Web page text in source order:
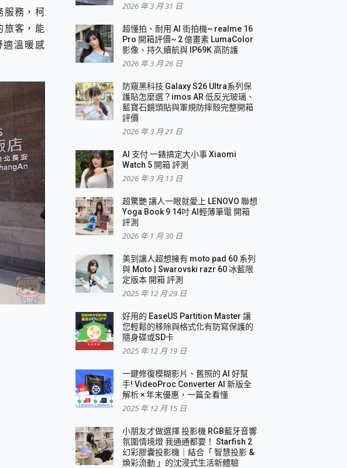
學 不出門也可以到處走
微型充電站 開箱 評測
18.0.0 業界最好的資料救援軟體
14 開箱 評測
備連接~
機
拍攝功能最好玩的美拍神機 vivo V30 Pro
評測
行動電源 開箱 評測
錄生活就是這麼簡單
NT$0 起
服務，柯
旅客，能
溫暖感
2026 年 3 月 31 日
超懂拍、耐用 AI 街拍機~ realme 16
Pro 開箱評價~ 2 億畫素 LumaColor
影像、持久續航與 IP69K 高防護
2026 年 3 月 26 日
防窺黑科技 Galaxy S26 Ultra系列保
護貼怎麼選？imos AR 低反光玻璃、
藍寶石鏡頭貼與軍規防摔殼完整開箱
評價
2026 年 3 月 21 日
AI 支付 一錶搞定大小事 Xiaomi
Watch 5 開箱 評測
2026 年 3 月 13 日
超驚艷 讓人一眼就愛上 LENOVO 聯想
Yoga Book 9 14吋 AI輕薄筆電 開箱
評測
2026 年 1 月 30 日
美到讓人超想擁有 moto pad 60 系列
與 Moto | Swarovski razr 60 冰藍限
定版本 開箱 評測
2025 年 12 月 29 日
好用的 EaseUS Partition Master 讓
您輕鬆的移除與格式化有防寫保護的
隨身碟或SD卡
2025 年 12 月 19 日
一鍵修復模糊影片、舊照的 AI 好幫
手! VideoProc Converter AI 新版全
解析 × 年末優惠，一篇全看懂
2025 年 12 月 15 日
小朋友才做選擇 投影機 RGB藍牙音響
氛圍情境燈 我通通都要！ Starfish 2
幻彩膠囊投影機｜結合「 智慧投影 &
煥彩流動 」的沈浸式生活新體驗